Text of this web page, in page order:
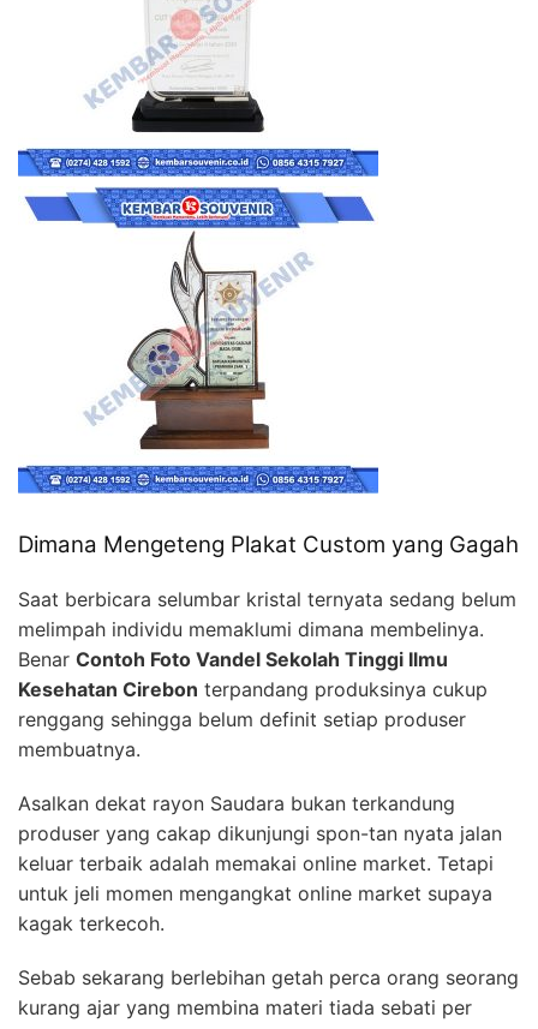
Dimana Mengeteng Plakat Custom yang Gagah
Saat berbicara selumbar kristal ternyata sedang belum
melimpah individu memaklumi dimana membelinya.
Benar Contoh Foto Vandel Sekolah Tinggi Ilmu
Kesehatan Cirebon terpandang produksinya cukup
renggang sehingga belum definit setiap produser
membuatnya.
Asalkan dekat rayon Saudara bukan terkandung
produser yang cakap dikunjungi spon-tan nyata jalan
keluar terbaik adalah memakai online market. Tetapi
untuk jeli momen mengangkat online market supaya
kagak terkecoh.
Sebab sekarang berlebihan getah perca orang seorang
kurang ajar yang membina materi tiada sebati per